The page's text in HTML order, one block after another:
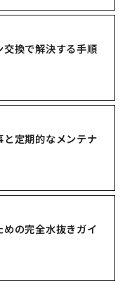
交換で解決する手順
定期的なメンテナ
の完全水抜きガイ